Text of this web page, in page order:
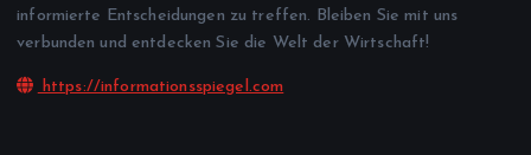
informierte Entscheidungen zu treffen. Bleiben Sie mit uns
verbunden und entdecken Sie die Welt der Wirtschaft!
https://informationsspiegel.com